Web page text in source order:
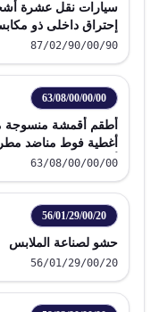
سيارات نقل عشرة
إحتراق داخلى ذو
87/02/90/00/90
63/08/00/00/00
أطقم أقمشة منسوجة
أغطية فوط مناضد
أغلفة للبيع بالتجزئة
63/08/00/00/00
56/01/29/00/20
حشو لصناعة الملابس
56/01/29/00/20